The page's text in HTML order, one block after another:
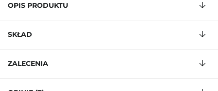
OPIS PRODUKTU
SKŁAD
ZALECENIA